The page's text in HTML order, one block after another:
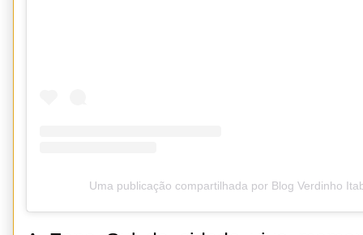
Uma publicação compartilhada por Blog Verdinho